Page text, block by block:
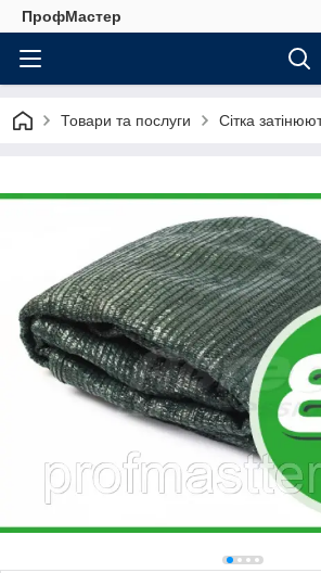
ПрофМастер
Товари та послуги Сітка